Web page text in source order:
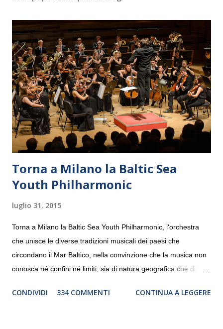
Torna a Milano la Baltic Sea
Youth Philharmonic
luglio 31, 2015
Torna a Milano la Baltic Sea Youth Philharmonic, l'orchestra
che unisce le diverse tradizioni musicali dei paesi che
circondano il Mar Baltico, nella convinzione che la musica non
conosca né confini né limiti, sia di natura geografica che di
debutterà il 10 settembre a Heiden, in Germania, e toccherà, in
CONDIVIDI 334 COMMENTI CONTINUA A LEGGERE